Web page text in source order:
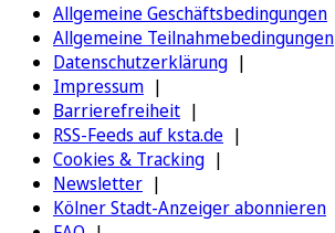
Allgemeine Geschäftsbedingungen
Allgemeine Teilnahmebedingungen
Datenschutzerklärung
Impressum
Barrierefreiheit
RSS-Feeds auf ksta.de
Cookies & Tracking
Newsletter
Kölner Stadt-Anzeiger abonnieren